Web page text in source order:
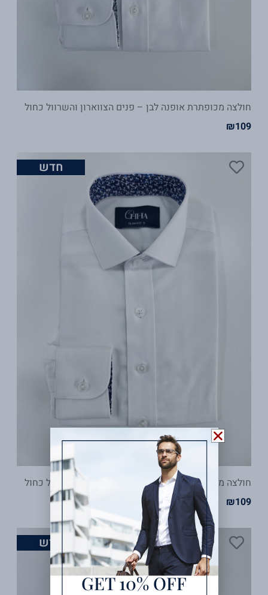
חולצה מכופתרת אופנה לבן – פנים הצווארון והשרוול כחול
₪109
חדש
חולצה מכופתרת אופנה לבן – פנים הצווארון והשרוול כחול
₪109
חדש
GET 10% OFF